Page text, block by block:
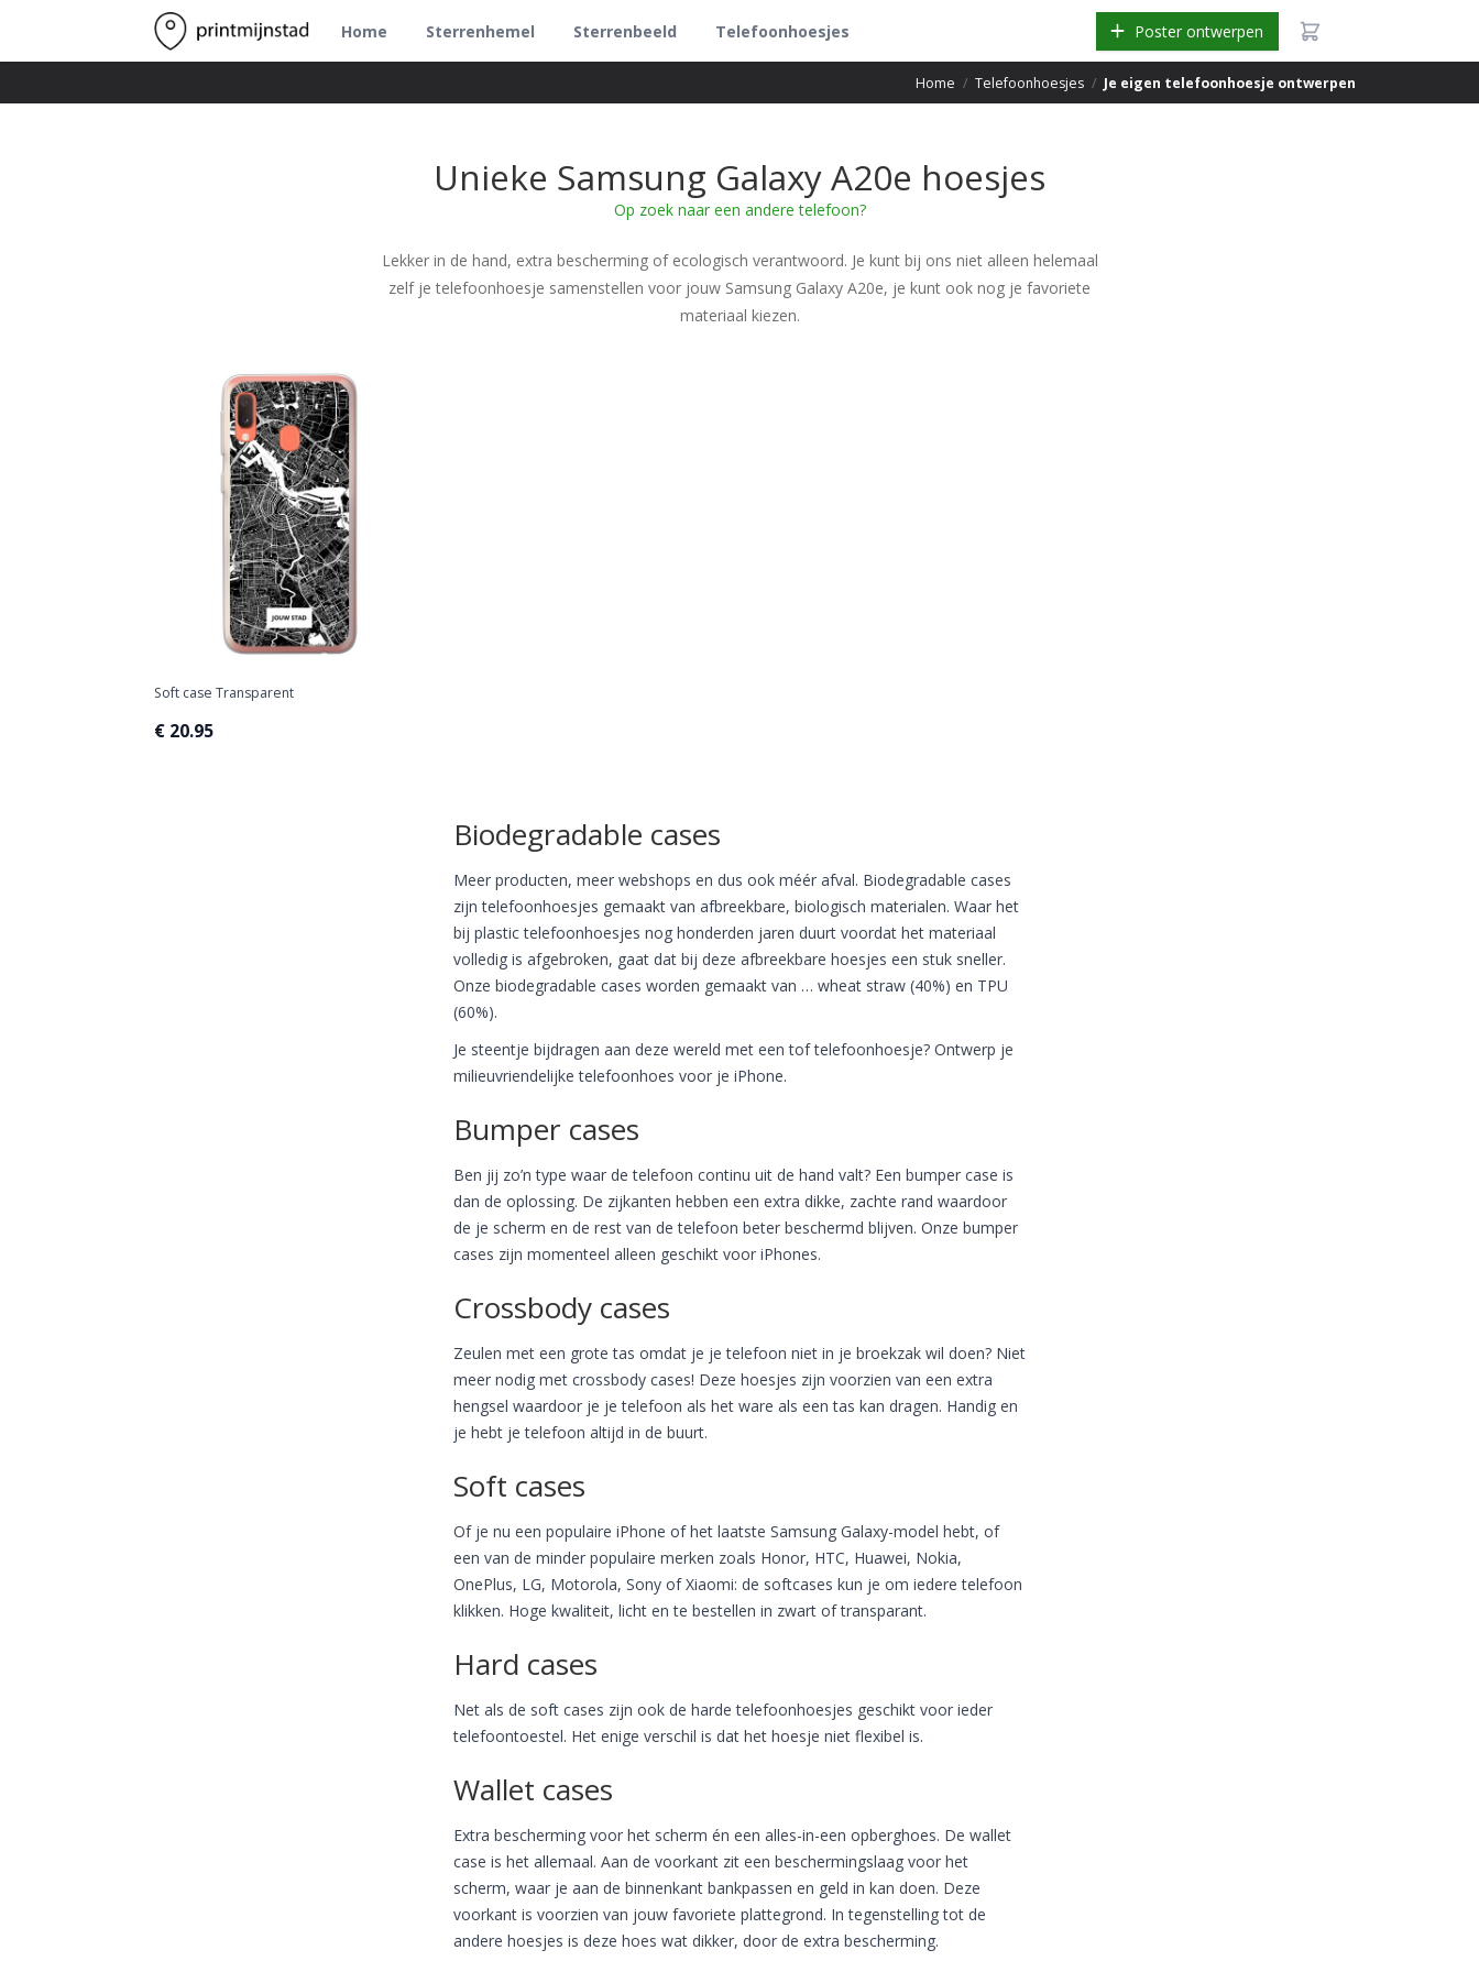
Home Sterrenhemel Sterrenbeeld Telefoonhoesjes Poster ontwerpen
Home / Telefoonhoesjes / Je eigen telefoonhoesje ontwerpen
Unieke Samsung Galaxy A20e hoesjes
Op zoek naar een andere telefoon?
Lekker in de hand, extra bescherming of ecologisch verantwoord. Je kunt bij ons niet alleen helemaal
zelf je telefoonhoesje samenstellen voor jouw Samsung Galaxy A20e, je kunt ook nog je favoriete
materiaal kiezen.
Soft case Transparent
€ 20.95
Biodegradable cases
Meer producten, meer webshops en dus ook méér afval. Biodegradable cases
zijn telefoonhoesjes gemaakt van afbreekbare, biologisch materialen. Waar het
bij plastic telefoonhoesjes nog honderden jaren duurt voordat het materiaal
volledig is afgebroken, gaat dat bij deze afbreekbare hoesjes een stuk sneller.
Onze biodegradable cases worden gemaakt van … wheat straw (40%) en TPU
(60%).
Je steentje bijdragen aan deze wereld met een tof telefoonhoesje? Ontwerp je
milieuvriendelijke telefoonhoes voor je iPhone.
Bumper cases
Ben jij zo’n type waar de telefoon continu uit de hand valt? Een bumper case is
dan de oplossing. De zijkanten hebben een extra dikke, zachte rand waardoor
de je scherm en de rest van de telefoon beter beschermd blijven. Onze bumper
cases zijn momenteel alleen geschikt voor iPhones.
Crossbody cases
Zeulen met een grote tas omdat je je telefoon niet in je broekzak wil doen? Niet
meer nodig met crossbody cases! Deze hoesjes zijn voorzien van een extra
hengsel waardoor je je telefoon als het ware als een tas kan dragen. Handig en
je hebt je telefoon altijd in de buurt.
Soft cases
Of je nu een populaire iPhone of het laatste Samsung Galaxy-model hebt, of
een van de minder populaire merken zoals Honor, HTC, Huawei, Nokia,
OnePlus, LG, Motorola, Sony of Xiaomi: de softcases kun je om iedere telefoon
klikken. Hoge kwaliteit, licht en te bestellen in zwart of transparant.
Hard cases
Net als de soft cases zijn ook de harde telefoonhoesjes geschikt voor ieder
telefoontoestel. Het enige verschil is dat het hoesje niet flexibel is.
Wallet cases
Extra bescherming voor het scherm én een alles-in-een opberghoes. De wallet
case is het allemaal. Aan de voorkant zit een beschermingslaag voor het
scherm, waar je aan de binnenkant bankpassen en geld in kan doen. Deze
voorkant is voorzien van jouw favoriete plattegrond. In tegenstelling tot de
andere hoesjes is deze hoes wat dikker, door de extra bescherming.